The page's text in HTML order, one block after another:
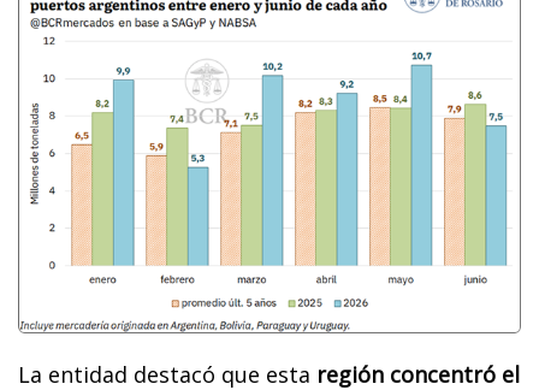
La entidad destacó que esta región concentró el